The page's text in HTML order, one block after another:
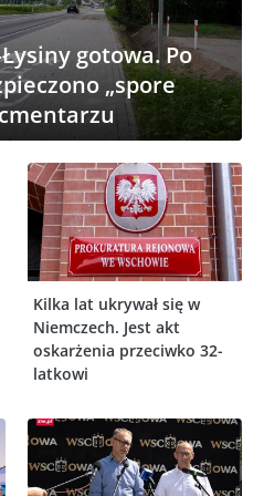
gotowa. Po
„spore
Kilka lat ukrywał się w
Niemczech. Jest akt
oskarżenia przeciwko 32-
latkowi